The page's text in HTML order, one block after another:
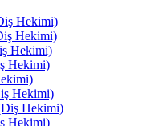
Hekimi)
Hekimi)
Hekimi)
Hekimi)
Hekimi)
Hekimi)
Hekimi)